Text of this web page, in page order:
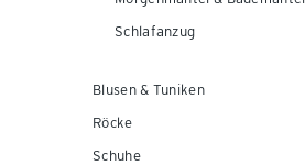
Schlafanzug
Blusen & Tuniken
Röcke
Schuhe